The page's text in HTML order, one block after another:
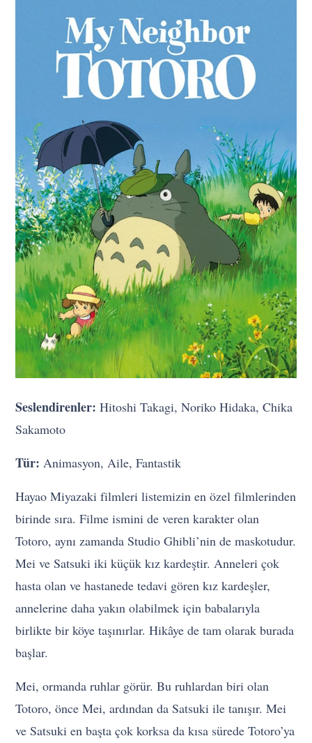
Seslendirenler: Hitoshi Takagi, Noriko Hidaka, Chika
Sakamoto
Tür: Animasyon, Aile, Fantastik
Hayao Miyazaki filmleri listemizin en özel filmlerinden
birinde sıra. Filme ismini de veren karakter olan
Totoro, aynı zamanda Studio Ghibli’nin de maskotudur.
Mei ve Satsuki iki küçük kız kardeştir. Anneleri çok
hasta olan ve hastanede tedavi gören kız kardeşler,
annelerine daha yakın olabilmek için babalarıyla
birlikte bir köye taşınırlar. Hikâye de tam olarak burada
başlar.
Mei, ormanda ruhlar görür. Bu ruhlardan biri olan
Totoro, önce Mei, ardından da Satsuki ile tanışır. Mei
ve Satsuki en başta çok korksa da kısa sürede Totoro’ya